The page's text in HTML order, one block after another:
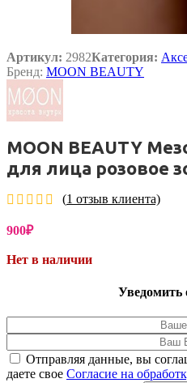
Артикул: 2982Категория:
Бренд: MOON BEAUTY
MOON BEAUTY
для лица розовое
(1 отзыв клиента)
900₽
Нет в наличии
Уведомить
Отправляя данные, вы
даете свое Согласие на